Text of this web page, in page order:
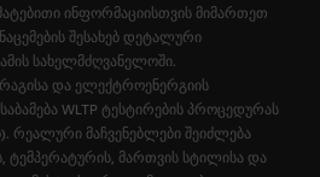
ინფორმაციისთვის მიმართეთ
შესახებ დეტალური
სახელმძღვანელოში.
და ელექტროენერგიის
WLTP ტესტირების პროცედურას
რეალური მაჩვენებლები შეიძლება
ტემპერატურის, მართვის სტილისა და